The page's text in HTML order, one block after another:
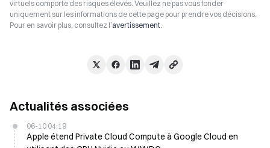
virtuels comporte des risques élevés. Veuillez ne pas vous fonder
uniquement sur les informations de cette page pour prendre vos décisions.
Pour en savoir plus, consultez l’avertissement.
Actualités associées
06-10 04:19
Apple étend Private Cloud Compute à Google Cloud en